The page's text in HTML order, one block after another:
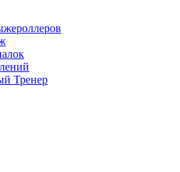
Тренер